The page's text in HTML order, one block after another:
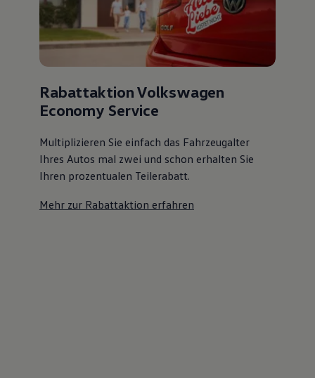
Rabattaktion Volkswagen
Economy Service
Multiplizieren Sie einfach das Fahrzeugalter
Ihres Autos mal zwei und schon erhalten Sie
Ihren prozentualen Teilerabatt.
Mehr zur Rabattaktion erfahren